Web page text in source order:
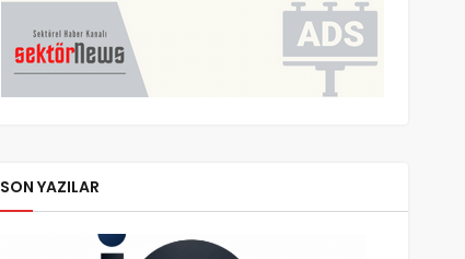
SON YAZILAR